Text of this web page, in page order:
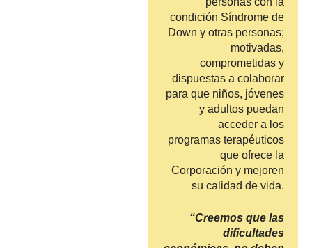
condición Síndrome de
Down y otras personas;
motivadas,
comprometidas y
dispuestas a colaborar
para que niños, jóvenes
y adultos puedan
acceder a los
programas terapéuticos
que ofrece la
Corporación y mejoren
su calidad de vida.
“Creemos que las
dificultades